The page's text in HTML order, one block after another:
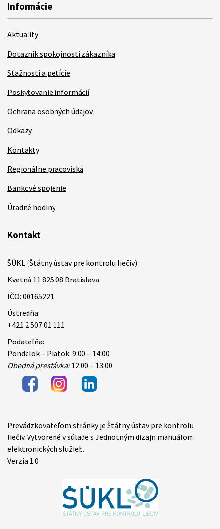
Informácie
Aktuality
Dotazník spokojnosti zákazníka
Sťažnosti a petície
Poskytovanie informácií
Ochrana osobných údajov
Odkazy
Kontakty
Regionálne pracoviská
Bankové spojenie
Úradné hodiny
Kontakt
ŠÚKL (Štátny ústav pre kontrolu liečiv)
Kvetná 11 825 08 Bratislava
IČO: 00165221
Ústredňa:
+421 2 507 01 111
Podateľňa:
Pondelok – Piatok: 9:00 – 14:00
Obedná prestávka:12:00 – 13:00
Items
Prevádzkovateľom stránky je Štátny ústav pre kontrolu
liečiv. Vytvorené v súlade s Jednotným dizajn manuálom
elektronických služieb.
Verzia 1.0